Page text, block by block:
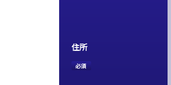
住所
必須